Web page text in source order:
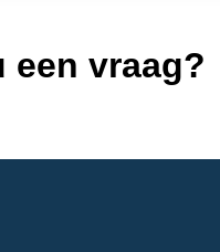
een vraag?